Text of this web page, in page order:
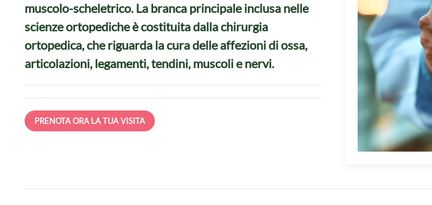
muscolo-scheletrico. La branca principale inclusa nelle
scienze ortopediche è costituita dalla chirurgia
ortopedica, che riguarda la cura delle affezioni di ossa,
articolazioni, legamenti, tendini, muscoli e nervi.
PRENOTA ORA LA TUA VISITA